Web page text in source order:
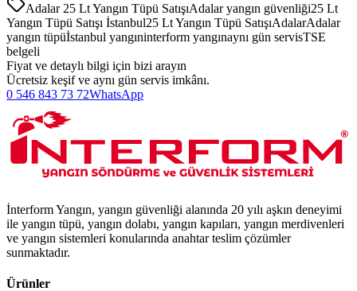
Adalar 25 Lt Yangın Tüpü SatışıAdalar yangın güvenliği25 Lt
Yangın Tüpü Satışı İstanbul25 Lt Yangın Tüpü SatışıAdalarAdalar
yangın tüpüİstanbul yangıninterform yangınaynı gün servisTSE
belgeli
Fiyat ve detaylı bilgi için bizi arayın
Ücretsiz keşif ve aynı gün servis imkânı.
0 546 843 73 72WhatsApp
İnterform Yangın, yangın güvenliği alanında 20 yılı aşkın deneyimi
ile yangın tüpü, yangın dolabı, yangın kapıları, yangın merdivenleri
ve yangın sistemleri konularında anahtar teslim çözümler
sunmaktadır.
Ürünler